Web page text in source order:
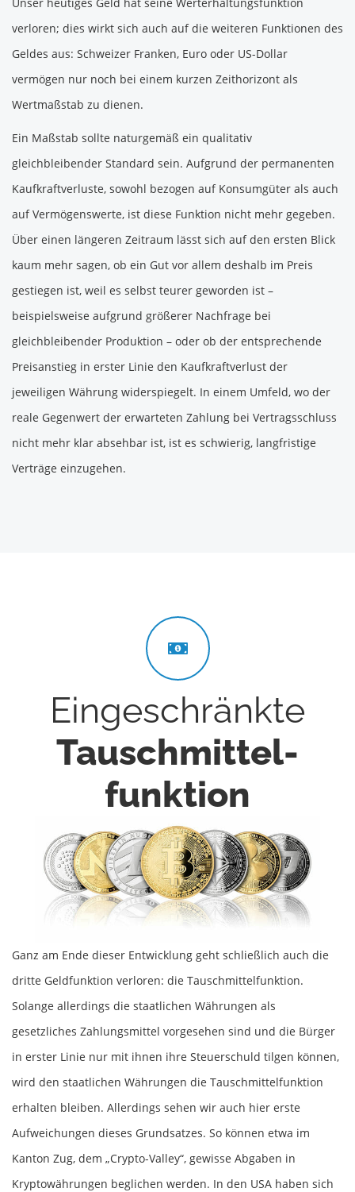
verloren; dies wirkt sich auch auf die weiteren Funktionen des
Geldes aus: Schweizer Franken, Euro oder US-Dollar
vermögen nur noch bei einem kurzen Zeithorizont als
Wertmaßstab zu dienen.
Ein Maßstab sollte naturgemäß ein qualitativ
gleichbleibender Standard sein. Aufgrund der permanenten
Kaufkraftverluste, sowohl bezogen auf Konsumgüter als auch
auf Vermögenswerte, ist diese Funktion nicht mehr gegeben.
Über einen längeren Zeitraum lässt sich auf den ersten Blick
kaum mehr sagen, ob ein Gut vor allem deshalb im Preis
gestiegen ist, weil es selbst teurer geworden ist –
beispielsweise aufgrund größerer Nachfrage bei
gleichbleibender Produktion – oder ob der entsprechende
Preisanstieg in erster Linie den Kaufkraftverlust der
jeweiligen Währung widerspiegelt. In einem Umfeld, wo der
reale Gegenwert der erwarteten Zahlung bei Vertragsschluss
nicht mehr klar absehbar ist, ist es schwierig, langfristige
Verträge einzugehen.
Eingeschränkte
Tauschmittel­
funktion
Ganz am Ende dieser Entwicklung geht schließlich auch die
dritte Geldfunktion verloren: die Tauschmittelfunktion.
Solange allerdings die staatlichen Währungen als
gesetzliches Zahlungsmittel vorgesehen sind und die Bürger
in erster Linie nur mit ihnen ihre Steuerschuld tilgen können,
wird den staatlichen Währungen die Tauschmittelfunktion
erhalten bleiben. Allerdings sehen wir auch hier erste
Aufweichungen dieses Grundsatzes. So können etwa im
Kanton Zug, dem „Crypto-Valley“, gewisse Abgaben in
Kryptowährungen beglichen werden. In den USA haben sich